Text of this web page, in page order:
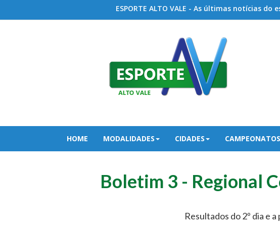
ESPORTE ALTO VALE - As últimas notícias
HOME MODALIDADES CIDADES CAMPEONATOS
Boletim 3 - Regional
Resultados do 2º dia e